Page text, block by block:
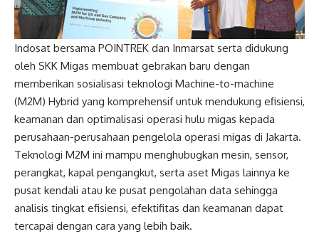
Indosat bersama POINTREK dan Inmarsat serta didukung
oleh SKK Migas membuat gebrakan baru dengan
memberikan sosialisasi teknologi Machine-to-machine
(M2M) Hybrid yang komprehensif untuk mendukung efisiensi,
keamanan dan optimalisasi operasi hulu migas kepada
perusahaan-perusahaan pengelola operasi migas di Jakarta.
Teknologi M2M ini mampu menghubugkan mesin, sensor,
perangkat, kapal pengangkut, serta aset Migas lainnya ke
pusat kendali atau ke pusat pengolahan data sehingga
analisis tingkat efisiensi, efektifitas dan keamanan dapat
tercapai dengan cara yang lebih baik.